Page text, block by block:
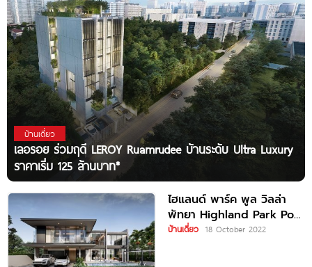
บ้านเดี่ยว
เลอรอย ร่วมฤดี LEROY Ruamrudee บ้านระดับ Ultra Luxury
ราคาเริ่ม 125 ล้านบาท*
ไฮแลนด์ พาร์ค พูล วิลล่า
พัทยา Highland Park Pool
Villas Pattaya
บ้านเดี่ยว 18 October 2022